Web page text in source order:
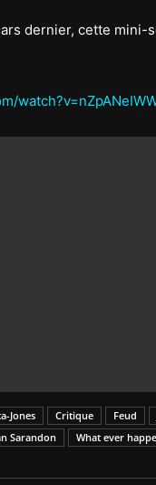
dernier, cette mini-
Jones Critique Feud
Sarandon What ever